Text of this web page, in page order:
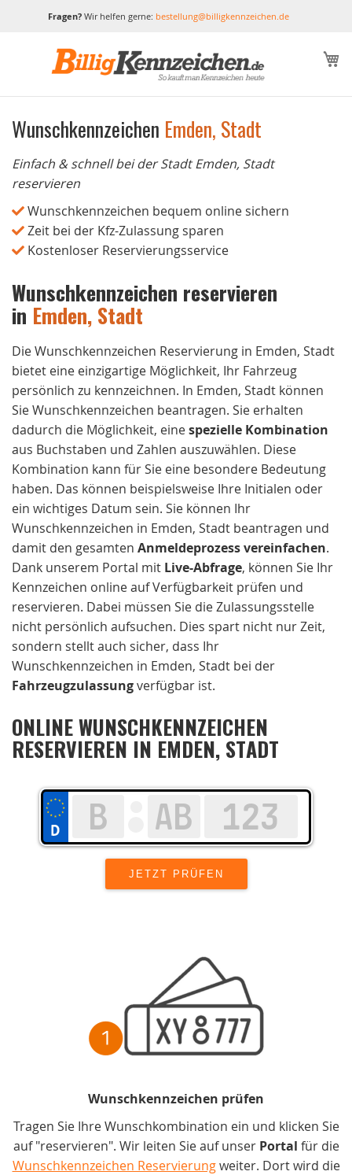
Fragen?Wir helfen gerne: bestellung@billigkennzeichen.de
Wunschkennzeichen Emden, Stadt
Einfach & schnell bei der Stadt Emden, Stadt
reservieren
Wunschkennzeichen bequem online sichern
Zeit bei der Kfz-Zulassung sparen
Kostenloser Reservierungsservice
Wunschkennzeichen reservieren
in Emden, Stadt
Die Wunschkennzeichen Reservierung in Emden, Stadt
bietet eine einzigartige Möglichkeit, Ihr Fahrzeug
persönlich zu kennzeichnen. In Emden, Stadt können
Sie Wunschkennzeichen beantragen. Sie erhalten
dadurch die Möglichkeit, einespezielle Kombination
aus Buchstaben und Zahlen auszuwählen. Diese
Kombination kann für Sie eine besondere Bedeutung
haben. Das können beispielsweise Ihre Initialen oder
ein wichtiges Datum sein. Sie können Ihr
Wunschkennzeichen in Emden, Stadt beantragen und
damit den gesamten Anmeldeprozess vereinfachen.
Dank unserem Portal mit Live-Abfrage, können Sie Ihr
Kennzeichen online auf Verfügbarkeit prüfen und
reservieren. Dabei müssen Sie die Zulassungsstelle
nicht persönlich aufsuchen. Dies spart nicht nur Zeit,
sondern stellt auch sicher, dass Ihr
Wunschkennzeichen in Emden, Stadt bei der
Fahrzeugzulassungverfügbar ist.
ONLINE WUNSCHKENNZEICHEN
RESERVIEREN IN EMDEN, STADT
Wunschkennzeichen prüfen
Tragen Sie Ihre Wunschkombination ein und klicken Sie
auf "reservieren". Wir leiten Sie auf unser Portal für die
Wunschkennzeichen Reservierungweiter. Dort wird die